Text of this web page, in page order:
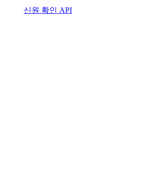
신원 확인 API